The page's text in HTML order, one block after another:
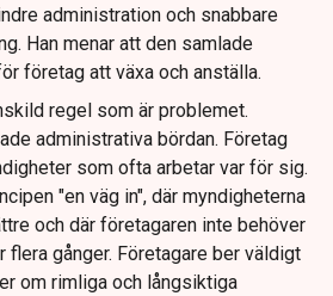
administration och snabbare
Han menar att den samlade
företag att växa och anställa.
regel som är problemet.
administrativa bördan. Företag
som ofta arbetar var för sig.
"en väg in", där myndigheterna
och där företagaren inte behöver
flera gånger. Företagare ber väldigt
om rimliga och långsiktiga